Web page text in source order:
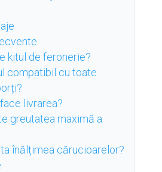
kitul de feronerie?
compatibil cu toate
livrarea?
greutatea maximă a
înălțimea cărucioarelor?